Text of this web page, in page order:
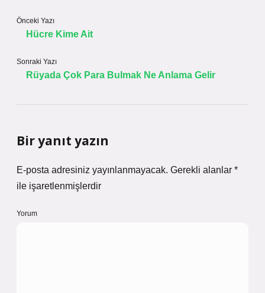
Önceki Yazı
Hücre Kime Ait
Sonraki Yazı
Rüyada Çok Para Bulmak Ne Anlama Gelir
Bir yanıt yazın
E-posta adresiniz yayınlanmayacak. Gerekli alanlar *
ile işaretlenmişlerdir
Yorum